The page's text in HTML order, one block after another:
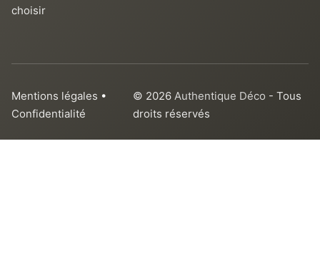
choisir
Mentions légales •
Confidentialité
© 2026Authentique Déco - Tous
droits réservés